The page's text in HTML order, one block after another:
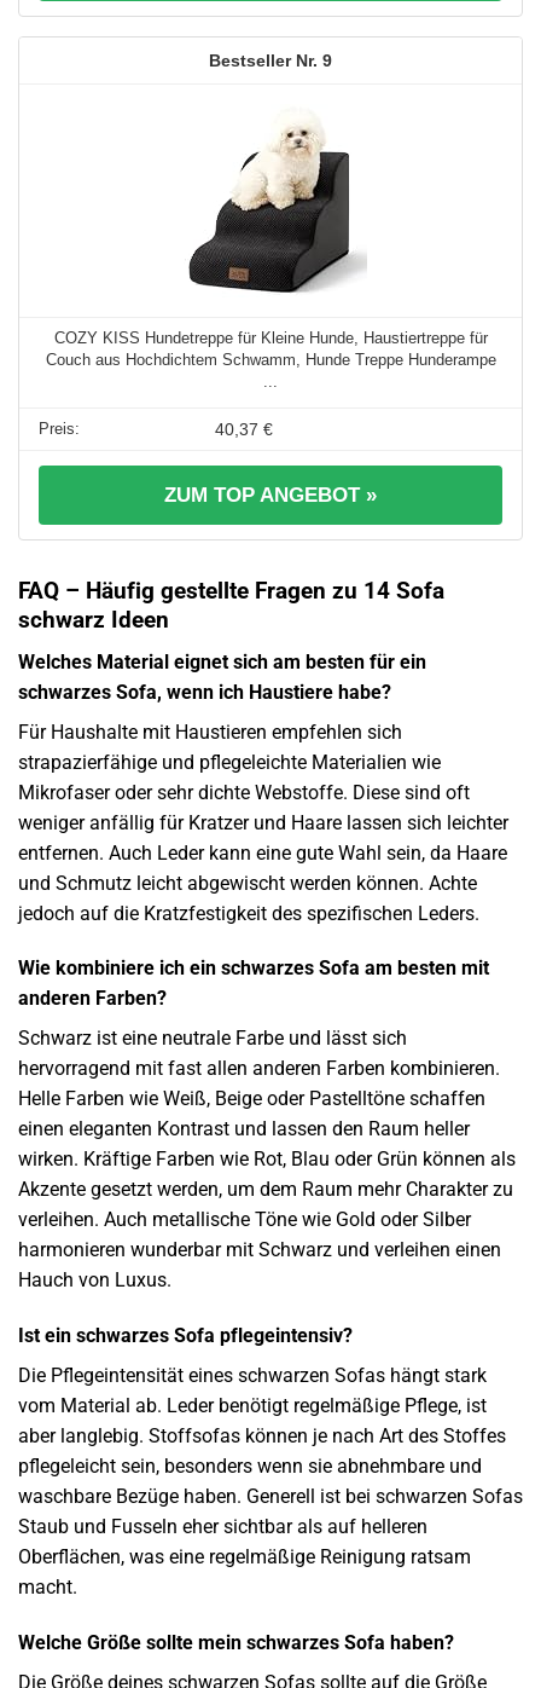
9
COZY KISS Hundetreppe für Kleine Hunde, Haustiertreppe für
Couch aus Hochdichtem Schwamm, Hunde Treppe Hunderampe
...
40,37 €
ZUM TOP ANGEBOT »
FAQ – Häufig gestellte Fragen zu 14 Sofa
schwarz Ideen
Welches Material eignet sich am besten für ein
schwarzes Sofa, wenn ich Haustiere habe?
Für Haushalte mit Haustieren empfehlen sich
strapazierfähige und pflegeleichte Materialien wie
Mikrofaser oder sehr dichte Webstoffe. Diese sind oft
weniger anfällig für Kratzer und Haare lassen sich leichter
entfernen. Auch Leder kann eine gute Wahl sein, da Haare
und Schmutz leicht abgewischt werden können. Achte
jedoch auf die Kratzfestigkeit des spezifischen Leders.
Wie kombiniere ich ein schwarzes Sofa am besten mit
anderen Farben?
Schwarz ist eine neutrale Farbe und lässt sich
hervorragend mit fast allen anderen Farben kombinieren.
Helle Farben wie Weiß, Beige oder Pastelltöne schaffen
einen eleganten Kontrast und lassen den Raum heller
wirken. Kräftige Farben wie Rot, Blau oder Grün können als
Akzente gesetzt werden, um dem Raum mehr Charakter zu
verleihen. Auch metallische Töne wie Gold oder Silber
harmonieren wunderbar mit Schwarz und verleihen einen
Hauch von Luxus.
Ist ein schwarzes Sofa pflegeintensiv?
Die Pflegeintensität eines schwarzen Sofas hängt stark
vom Material ab. Leder benötigt regelmäßige Pflege, ist
aber langlebig. Stoffsofas können je nach Art des Stoffes
pflegeleicht sein, besonders wenn sie abnehmbare und
waschbare Bezüge haben. Generell ist bei schwarzen Sofas
Staub und Fusseln eher sichtbar als auf helleren
Oberflächen, was eine regelmäßige Reinigung ratsam
macht.
Welche Größe sollte mein schwarzes Sofa haben?
Die Größe deines schwarzen Sofas sollte auf die Größe